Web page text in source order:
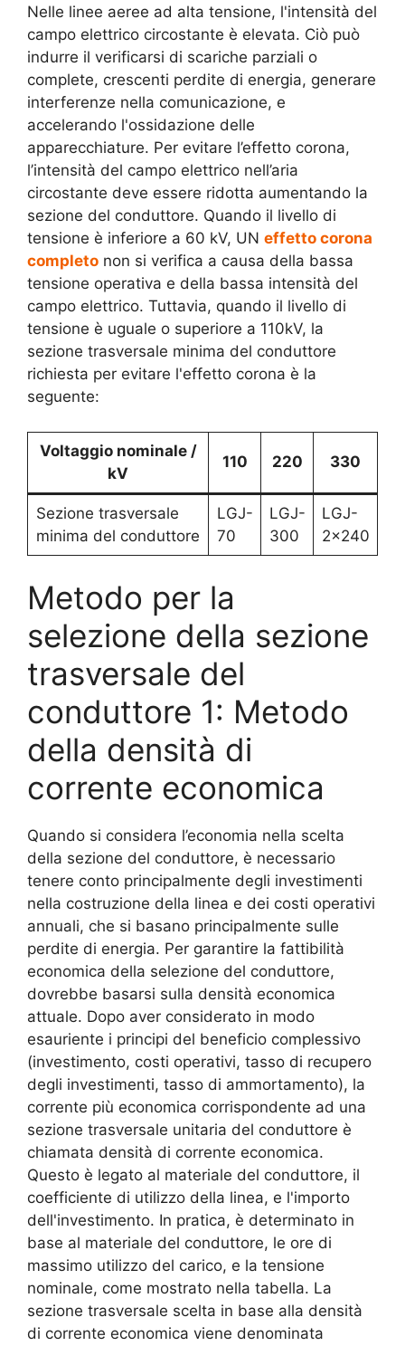
Nelle linee aeree ad alta tensione, l'intensità del
campo elettrico circostante è elevata. Ciò può
indurre il verificarsi di scariche parziali o
complete, crescenti perdite di energia, generare
interferenze nella comunicazione, e
accelerando l'ossidazione delle
apparecchiature. Per evitare l’effetto corona,
l’intensità del campo elettrico nell’aria
circostante deve essere ridotta aumentando la
sezione del conduttore. Quando il livello di
tensione è inferiore a 60 kV, UN effetto corona
completo non si verifica a causa della bassa
tensione operativa e della bassa intensità del
campo elettrico. Tuttavia, quando il livello di
tensione è uguale o superiore a 110kV, la
sezione trasversale minima del conduttore
richiesta per evitare l'effetto corona è la
seguente:
Voltaggio nominale /
kV
110 220 330
Sezione trasversale
minima del conduttore
LGJ-
70
LGJ-
300
LGJ-
2×240
Metodo per la
selezione della sezione
trasversale del
conduttore 1: Metodo
della densità di
corrente economica
Quando si considera l’economia nella scelta
della sezione del conduttore, è necessario
tenere conto principalmente degli investimenti
nella costruzione della linea e dei costi operativi
annuali, che si basano principalmente sulle
perdite di energia. Per garantire la fattibilità
economica della selezione del conduttore,
dovrebbe basarsi sulla densità economica
attuale. Dopo aver considerato in modo
esauriente i principi del beneficio complessivo
(investimento, costi operativi, tasso di recupero
degli investimenti, tasso di ammortamento), la
corrente più economica corrispondente ad una
sezione trasversale unitaria del conduttore è
chiamata densità di corrente economica.
Questo è legato al materiale del conduttore, il
coefficiente di utilizzo della linea, e l'importo
dell'investimento. In pratica, è determinato in
base al materiale del conduttore, le ore di
massimo utilizzo del carico, e la tensione
nominale, come mostrato nella tabella. La
sezione trasversale scelta in base alla densità
di corrente economica viene denominata